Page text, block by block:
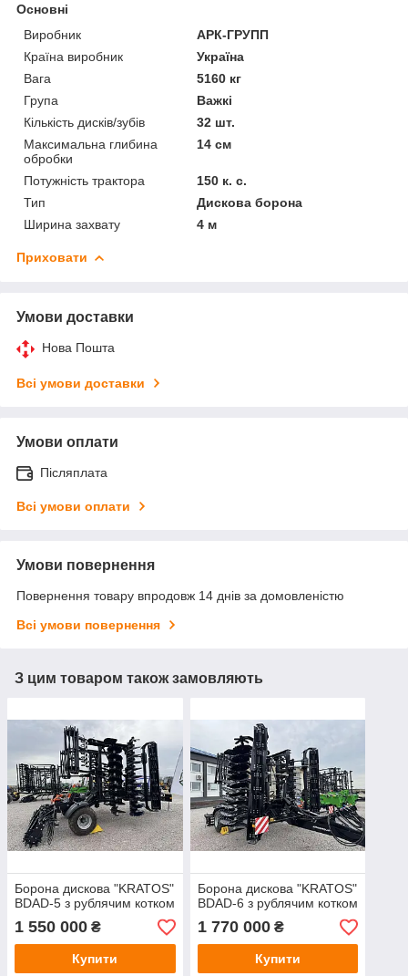
Основні
Виробник
АРК-ГРУПП
Країна виробник
Україна
Вага
5160 кг
Група
Важкі
Кількість дисків/зубів
32 шт.
Максимальна глибина
обробки
14 см
Потужність трактора
150 к. с.
Тип
Дискова борона
Ширина захвату
4 м
Приховати
Умови доставки
Нова Пошта
Всі умови доставки
Умови оплати
Післяплата
Всі умови оплати
Умови повернення
Повернення товару впродовж 14 днів за домовленістю
Всі умови повернення
З цим товаром також замовляють
Борона дискова "KRATOS"
BDAD-5 з рублячим котком
1 550 000 ₴
Купити
Борона дискова "KRATOS"
BDAD-6 з рублячим котком
1 770 000₴
Купити